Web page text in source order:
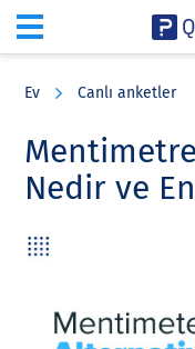
content
sidebar
Ev Canlı anketler
Nedir ve